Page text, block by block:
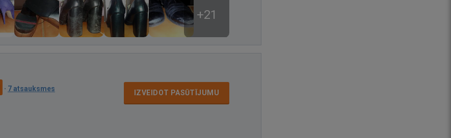
+21
· 7 atsauksmes
IZVEIDOT PASŪTĪJUMU